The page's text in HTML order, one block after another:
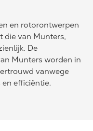
en rotorontwerpen
die van Munters,
De
Munters worden in
vanwege
efficiëntie.